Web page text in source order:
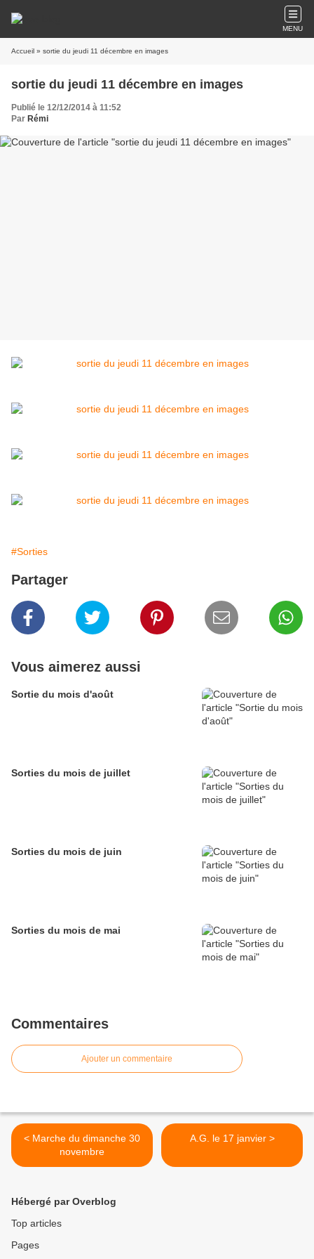
MENU
Accueil » sortie du jeudi 11 décembre en images
sortie du jeudi 11 décembre en images
Publié le 12/12/2014 à 11:52
Par Rémi
#Sorties
Partager
Vous aimerez aussi
Sortie du mois d'août
Sorties du mois de juillet
Sorties du mois de juin
Sorties du mois de mai
Commentaires
Ajouter un commentaire
< Marche du dimanche 30
novembre
A.G. le 17 janvier >
Hébergé par Overblog
Top articles
Pages